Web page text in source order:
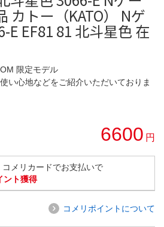
カトー（KATO） Nゲ
E EF81 81 北斗星色 在
限定モデル
い心地などをご紹介いただいておりま
6600 円
メリカードでお支払いで
ント獲得
コメリポイントについて